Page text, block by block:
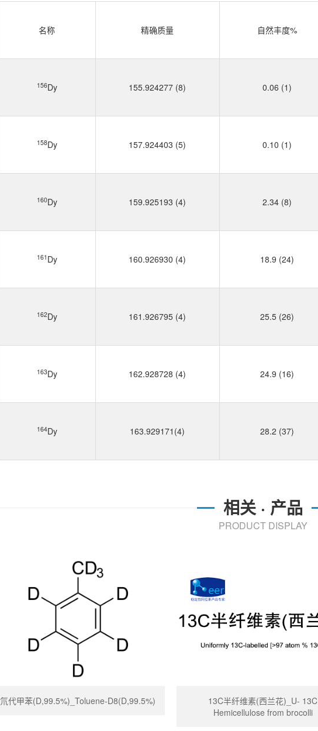
名称 精确质量 自然丰度%
156Dy 155.924277 (8) 0.06 (1)
158Dy 157.924403 (5) 0.10 (1)
160Dy 159.925193 (4) 2.34 (8)
161 Dy 160.926930 (4) 18.9 (24)
162Dy 161.926795 (4) 25.5 (26)
163Dy 162.928728 (4) 24.9 (16)
164Dy 163.929171(4) 28.2 (37)
相关 · 产品
PRODUCT DISPLAY
氘代甲苯(D,99.5%)_Toluene-D8(D,99.5%)
13C半纤维素(西兰花)_U- 13C
Hemicellulose from brocolli